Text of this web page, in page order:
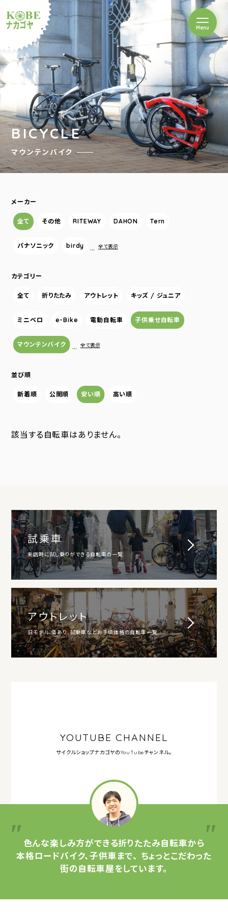
ルショップナカゴヤ
Menuを開閉
BICYCLE
マウンテンバイク
メーカー
全て その他 RITEWAY DAHON Tern
パナソニック birdy … 全て表示
カテゴリー
全て 折りたたみ アウトレット キッズ / ジュニア
ミニベロ e-Bike 電動自転車 子供乗せ自転車
マウンテンバイク … 全て表示
並び順
新着順 公開順 安い順 高い順
該当する自転車はありません。
試乗車
来店時に試し乗りができる自転車の一覧
アウトレット
旧モデル、傷あり、試乗車などお手頃価格の自転車一覧
YOUTUBE CHANNEL
サイクルショップナカゴヤのYouTubeチャンネル。
色んな楽しみ方ができる折りたたみ自転車から
本格ロードバイク、子供車まで、 ちょっとこだわった
街の自転車屋をしています。